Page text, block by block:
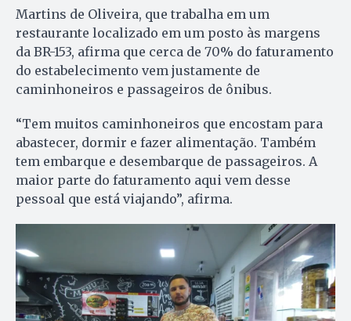
Martins de Oliveira, que trabalha em um
restaurante localizado em um posto às margens
da BR-153, afirma que cerca de 70% do faturamento
do estabelecimento vem justamente de
caminhoneiros e passageiros de ônibus.
“Tem muitos caminhoneiros que encostam para
abastecer, dormir e fazer alimentação. Também
tem embarque e desembarque de passageiros. A
maior parte do faturamento aqui vem desse
pessoal que está viajando”, afirma.